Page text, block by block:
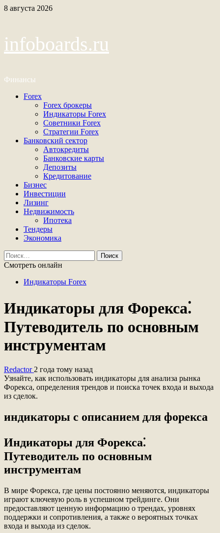
Перейти
8 августа 2026
infoboards.ru
Финансы
Основное
Forex
Forex брокеры
Индикаторы Forex
Советники Forex
Стратегии Forex
Банковский сектор
Автокредиты
Банковские карты
Депозиты
Кредитование
Бизнес
Инвестиции
Лизинг
Недвижимость
Ипотека
Тендеры
Экономика
Найти:
Смотреть онлайн
Индикаторы Forex
Индикаторы для Форекса⁚
Путеводитель по основным
инструментам
Redactor 2 года тому назад
Узнайте, как использовать индикаторы для анализа рынка
Форекса, определения трендов и поиска точек входа и выхода
из сделок.
индикаторы с описанием для форекса
Индикаторы для Форекса⁚
Путеводитель по основным
инструментам
В мире Форекса, где цены постоянно меняются, индикаторы
играют ключевую роль в успешном трейдинге. Они
предоставляют ценную информацию о трендах, уровнях
поддержки и сопротивления, а также о вероятных точках
входа и выхода из сделок.